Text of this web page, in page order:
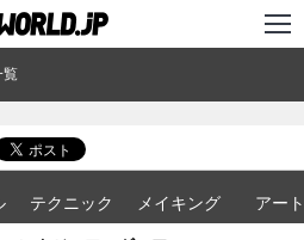
覧
テクニック メイキング アート